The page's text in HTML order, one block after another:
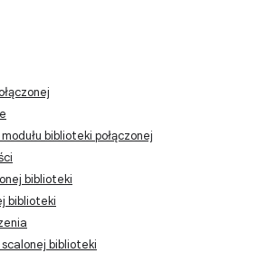
biblioteki połączonej
biblioteki
biblioteki
biblioteki